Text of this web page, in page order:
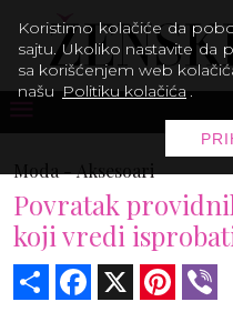
Moda -Aksesoari
Povratak
koji vredi
Share Facebook
Koristimo kolačiće da
sajtu. Ukoliko nastavite da
sa korišćenjem web
našu Politiku kolačića .